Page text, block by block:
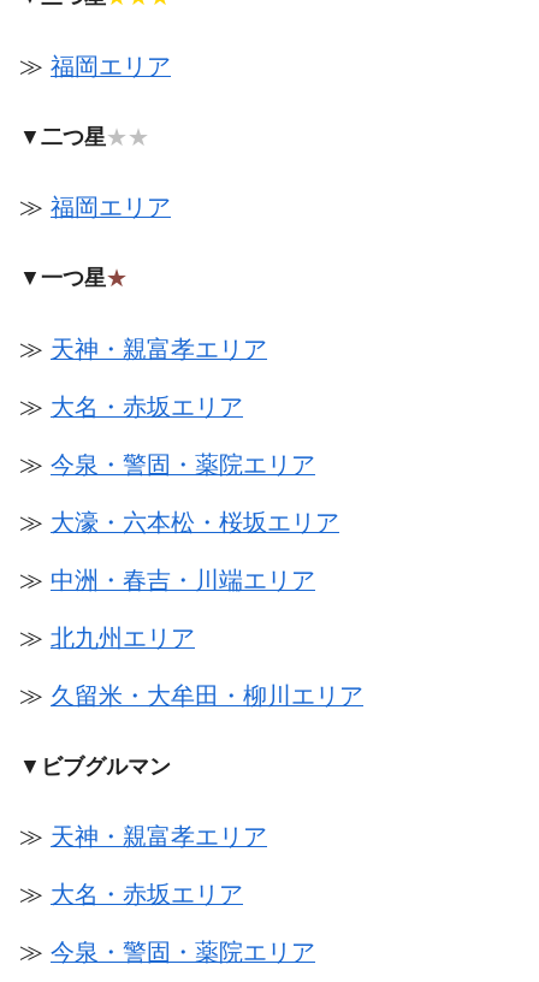
≫ 福岡エリア
▼ 二つ星★★
≫ 福岡エリア
▼ 一つ星★
≫ 天神・親富孝エリア
≫ 大名・赤坂エリア
≫ 今泉・警固・薬院エリア
≫ 大濠・六本松・桜坂エリア
≫ 中洲・春吉・川端エリア
≫ 北九州エリア
≫ 久留米・大牟田・柳川エリア
▼ ビブグルマン
≫ 天神・親富孝エリア
≫ 大名・赤坂エリア
≫ 今泉・警固・薬院エリア